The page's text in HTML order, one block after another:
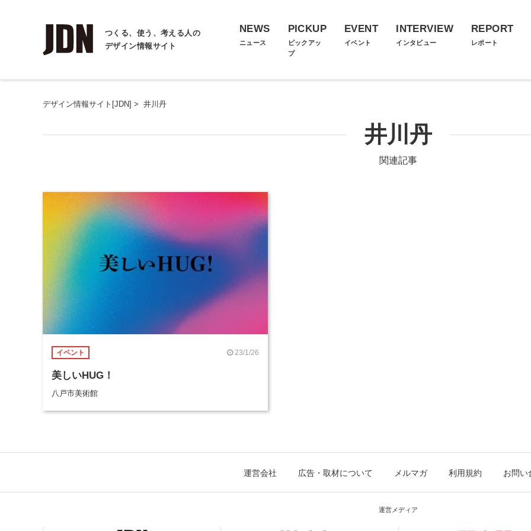
つくる、使う、考える人の
デザイン情報サイト
NEWS
ニュース
PICKUP
ピックアッ
プ
EVENT
イベント
INTERVIEW
インタビュー
REPORT
レポート
デザイン情報サイト[JDN] > 井川丹
井川丹
関連記事
イベント 23/1/26
美しいHUG！
八戸市美術館
運営会社 広告・取材について メルマガ 利用規約 お問い
運営メディア